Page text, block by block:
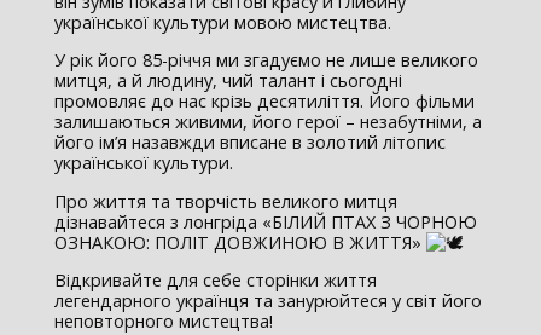
української культури мовою мистецтва.
У рік його 85-річчя ми згадуємо не лише великого
митця, а й людину, чий талант і сьогодні
промовляє до нас крізь десятиліття. Його фільми
залишаються живими, його герої – незабутніми, а
його ім’я назавжди вписане в золотий літопис
української культури.
Про життя та творчість великого митця
дізнавайтеся з лонгріда «БІЛИЙ ПТАХ З ЧОРНОЮ
ОЗНАКОЮ: ПОЛІТ ДОВЖИНОЮ В ЖИТТЯ»
Відкривайте для себе сторінки життя
легендарного українця та занурюйтеся у світ його
неповторного мистецтва!